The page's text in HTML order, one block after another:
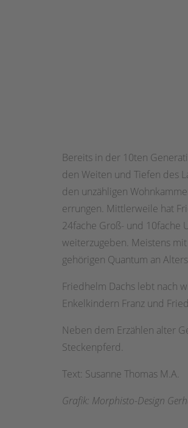
Bereits in der 10ten
den Weiten und Tiefen des
den unzähligen
errungen. Mittlerweile hat
24fache Groß- und 10fache
weiterzugeben. Meistens
gehörigen Quantum an
Friedhelm Dachs lebt nach
Enkelkindern Franz und
Neben dem Erzählen alter
Steckenpferd.
Text: Susanne Thomas M.A.
Grafik: Morphisto-Design